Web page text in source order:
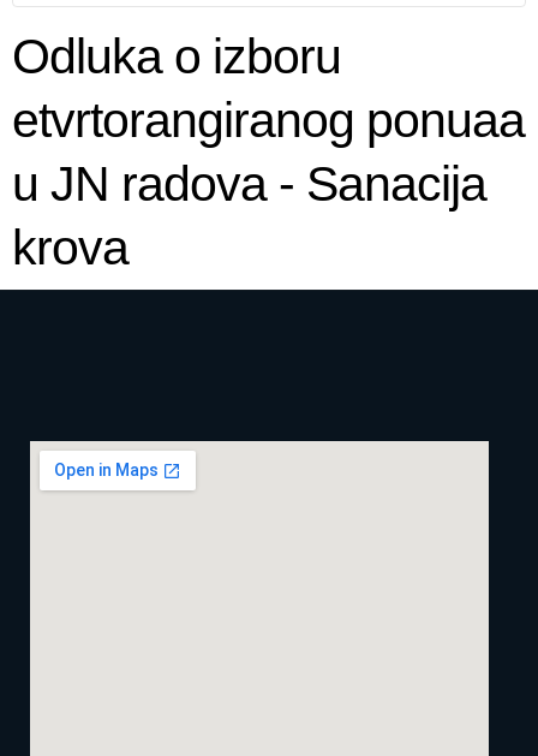
Odluka o izboru
etvrtorangiranog ponuaa
u JN radova - Sanacija
krova